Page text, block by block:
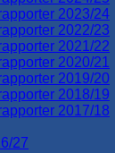
2023/24
2022/23
2021/22
2020/21
2019/20
2018/19
2017/18
27